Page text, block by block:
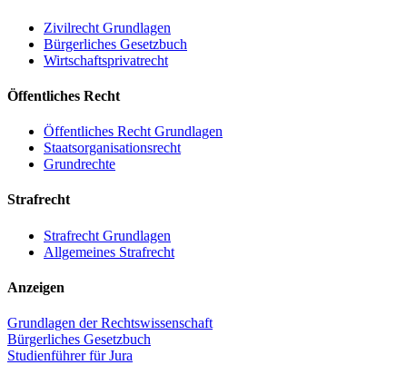
Zivilrecht Grundlagen
Bürgerliches Gesetzbuch
Wirtschaftsprivatrecht
Öffentliches Recht
Öffentliches Recht Grundlagen
Staatsorganisationsrecht
Grundrechte
Strafrecht
Strafrecht Grundlagen
Allgemeines Strafrecht
Anzeigen
Grundlagen der Rechtswissenschaft
Bürgerliches Gesetzbuch
Studienführer für Jura